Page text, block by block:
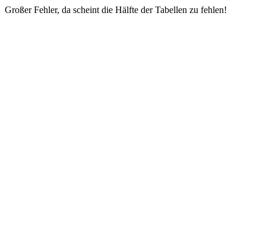
Großer Fehler, da scheint die Hälfte der Tabellen zu fehlen!